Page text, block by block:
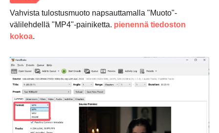
Vahvista tulostusmuoto napsauttamalla "Muoto"-
välilehdellä "MP4"-painiketta. pienennä tiedoston
kokoa.